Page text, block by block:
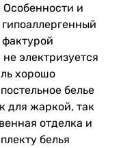
Особенности и
электризуется
хорошо
белье
для жаркой, так
отделка и
белья